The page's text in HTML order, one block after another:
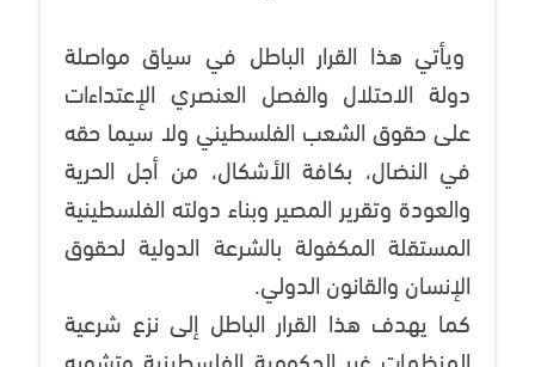
ويأتي هذا القرار الباطل في سياق مواصلة
دولة الاحتلال والفصل العنصري الإعتداءات
على حقوق الشعب الفلسطيني ولا سيما حقه
في النضال، بكافة الأشكال، من أجل الحرية
والعودة وتقرير المصير وبناء دولته الفلسطينية
المستقلة المكفولة بالشرعة الدولية لحقوق
الإنسان والقانون الدولي.
كما يهدف هذا القرار الباطل إلى نزع شرعية